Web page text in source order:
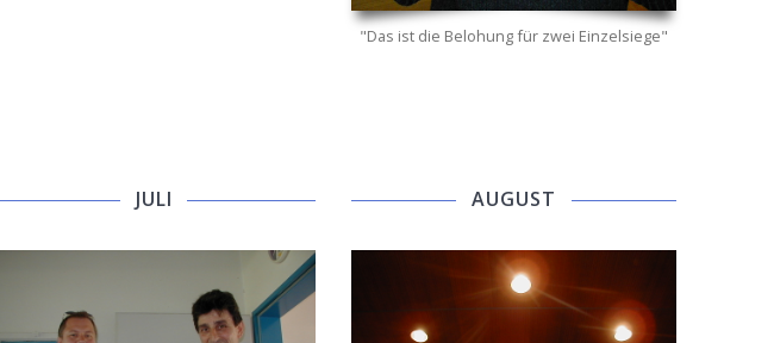
"Das ist die Belohung für zwei Einzelsiege"
JULI AUGUST